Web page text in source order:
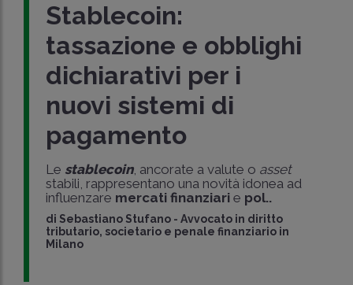
Stablecoin:
tassazione e obblighi
dichiarativi per i
nuovi sistemi di
pagamento
Le stablecoin, ancorate a valute o asset
stabili, rappresentano una novità idonea ad
influenzare mercati finanziari e pol..
di Sebastiano Stufano -Avvocato in diritto
tributario, societario e penale finanziario in
Milano